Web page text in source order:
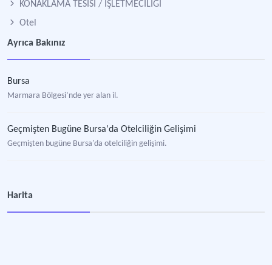
KONAKLAMA TESİSİ / İŞLETMECİLİĞİ
Otel
Ayrıca Bakınız
Bursa
Marmara Bölgesi’nde yer alan il.
Geçmişten Bugüne Bursa'da Otelciliğin Gelişimi
Geçmişten bugüne Bursa'da otelciliğin gelişimi.
Harita